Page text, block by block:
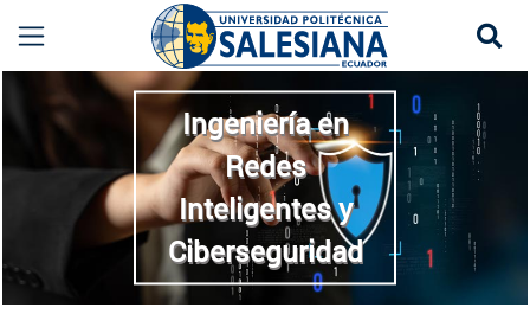
Ingeniería en Redes Inteligentes y
Ingeniería en
Redes
Inteligentes y
Ciberseguridad